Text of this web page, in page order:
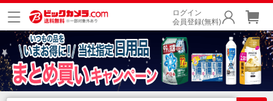
ログイン
会員登録(無料)